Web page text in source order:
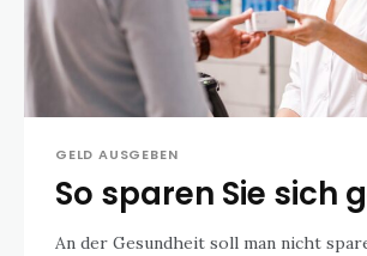
GELD AUSGEBEN
So sparen Sie sich
An der Gesundheit soll man nicht